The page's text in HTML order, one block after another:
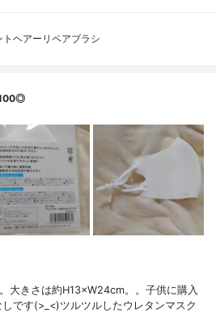
ヘアーリペアブラシ
大きさは約H13×W24cm。。子供に購入
です(>_<)ツルツルしたウレタンマスク